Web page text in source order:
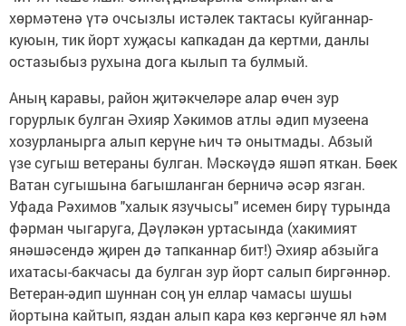
хөрмәтенә үтә очсызлы истәлек тактасы куйганнар-
куюын, тик йорт хуҗасы капкадан да кертми, данлы
остазыбыз рухына дога кылып та булмый.
Аның каравы, район җитәкчеләре алар өчен зур
горурлык булган Әхияр Хәкимов атлы әдип музеена
хозурланырга алып керүне һич тә онытмады. Абзый
үзе сугыш ветераны булган. Мәскәүдә яшәп яткан. Бөек
Ватан сугышына багышланган берничә әсәр язган.
Уфада Рәхимов "халык язучысы" исемен бирү турында
фәрман чыгаруга, Дәүләкән уртасында (хакимият
янәшәсендә җирен дә тапканнар бит!) Әхияр абзыйга
ихатасы-бакчасы да булган зур йорт салып биргәннәр.
Ветеран-әдип шуннан соң ун еллар чамасы шушы
йортына кайтып, яздан алып кара көз кергәнче ял һәм